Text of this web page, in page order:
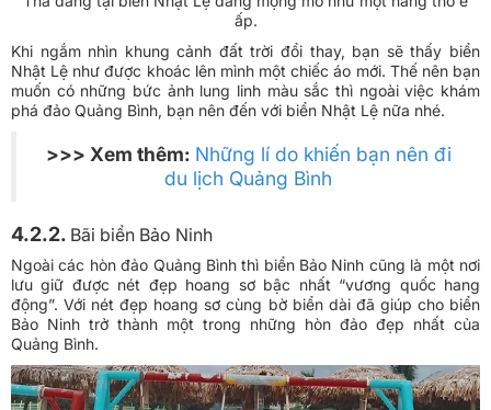
ấp.
Khi ngắm nhìn khung cảnh đất trời đổi thay, bạn sẽ thấy biển
Nhật Lệ như được khoác lên mình một chiếc áo mới. Thế nên bạn
muốn có những bức ảnh lung linh màu sắc thì ngoài việc khám
phá đảo Quảng Bình, bạn nên đến với biển Nhật Lệ nữa nhé.
>>> Xem thêm: Những lí do khiến bạn nên đi
du lịch Quảng Bình
4.2.2. Bãi biển Bảo Ninh
Ngoài các hòn đảo Quảng Bình thì biển Bảo Ninh cũng là một nơi
lưu giữ được nét đẹp hoang sơ bậc nhất “vương quốc hang
động”. Với nét đẹp hoang sơ cùng bờ biển dài đã giúp cho biển
Bảo Ninh trở thành một trong những hòn đảo đẹp nhất của
Quảng Bình.